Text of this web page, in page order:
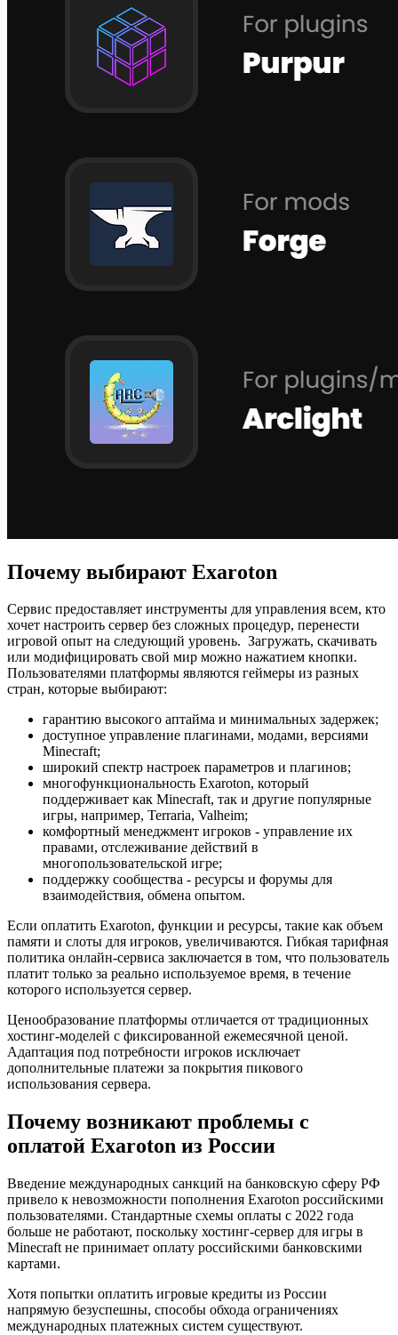
Почему выбирают Exaroton
Сервис предоставляет инструменты для управления всем, кто
хочет настроить сервер без сложных процедур, перенести
игровой опыт на следующий уровень. Загружать, скачивать
или модифицировать свой мир можно нажатием кнопки.
Пользователями платформы являются геймеры из разных
стран, которые выбирают:
гарантию высокого аптайма и минимальных задержек;
доступное управление плагинами, модами, версиями
Minecraft;
широкий спектр настроек параметров и плагинов;
многофункциональность Exaroton, который
поддерживает как Minecraft, так и другие популярные
игры, например, Terraria, Valheim;
комфортный менеджмент игроков - управление их
правами, отслеживание действий в
многопользовательской игре;
поддержку сообщества - ресурсы и форумы для
взаимодействия, обмена опытом.
Если оплатить Exaroton, функции и ресурсы, такие как объем
памяти и слоты для игроков, увеличиваются. Гибкая тарифная
политика онлайн-сервиса заключается в том, что пользователь
платит только за реально используемое время, в течение
которого используется сервер.
Ценообразование платформы отличается от традиционных
хостинг-моделей с фиксированной ежемесячной ценой.
Адаптация под потребности игроков исключает
дополнительные платежи за покрытия пикового
использования сервера.
Почему возникают проблемы с
оплатой Exaroton из России
Введение международных санкций на банковскую сферу РФ
привело к невозможности пополнения Exaroton российскими
пользователями. Стандартные схемы оплаты с 2022 года
больше не работают, поскольку хостинг-сервер для игры в
Minecraft не принимает оплату российскими банковскими
картами.
Хотя попытки оплатить игровые кредиты из России
напрямую безуспешны, способы обхода ограничениях
международных платежных систем существуют.